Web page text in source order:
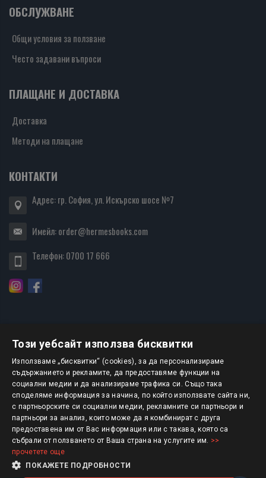
ОБСЛУЖВАНЕ
Общи условия за ползване
Често задавани въпроси
ПЛАЩАНЕ И ДОСТАВКА
Доставка
Методи на плащане
КОНТАКТИ
Адрес: гр. София, ул. Искърско шосе №7
Имейл:order@hermesbooks.com
Телефон:0700 17 666
БЮЛЕТИН
АБОНИРАНЕ
Авторско право © 2025 HERMESBOOKS.BG
1 EUR = 1.95583 BGN
Този уебсайт използва бисквитки
Използваме „бисквитки“ (cookies), за да персонализираме
съдържанието и рекламите, да предоставяме функции на
социални медии и да анализираме трафика си. Също така
споделяме информация за начина, по който използвате сайта ни,
с партньорските си социални медии, рекламните си партньори и
партньори за анализ, които може да я комбинират с друга
предоставена им от Вас информация или с такава, която са
събрали от ползването от Ваша страна на услугите им. >>
прочетете още
ПОКАЖЕТЕ ПОДРОБНОСТИ